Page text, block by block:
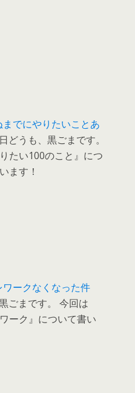
までにやりたいことあ
どうも、黒ごまです。
たい100のこと』につ
ます！
ワークなくなった件
ごまです。 今回は
ーク』について書い